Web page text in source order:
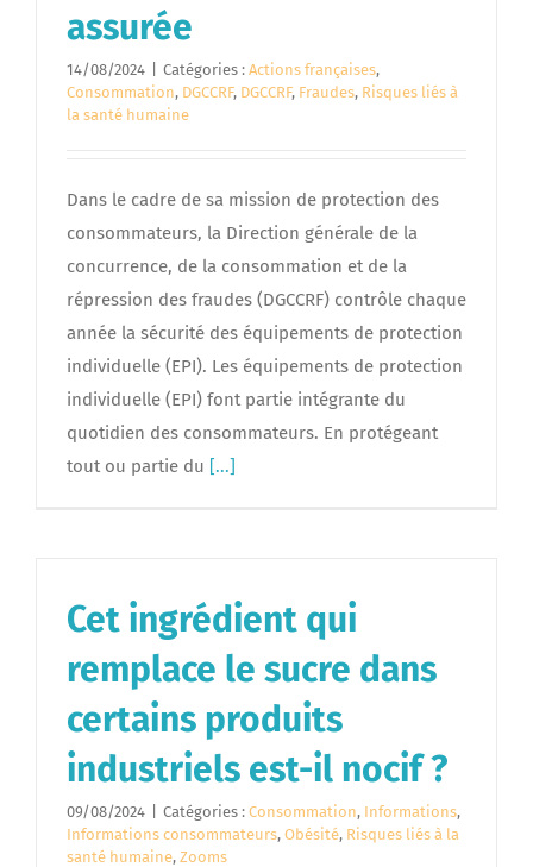
assurée
14/08/2024 Catégories : Actions françaises,
Consommation, DGCCRF, DGCCRF, Fraudes, Risques liés à
la santé humaine
Dans le cadre de sa mission de protection des
consommateurs, la Direction générale de la
concurrence, de la consommation et de la
répression des fraudes (DGCCRF) contrôle chaque
année la sécurité des équipements de protection
individuelle (EPI). Les équipements de protection
individuelle (EPI) font partie intégrante du
quotidien des consommateurs. En protégeant
tout ou partie du [...]
Cet ingrédient qui
remplace le sucre dans
certains produits
industriels est-il nocif ?
09/08/2024 Catégories : Consommation, Informations,
Informations consommateurs, Obésité, Risques liés à la
santé humaine, Zooms